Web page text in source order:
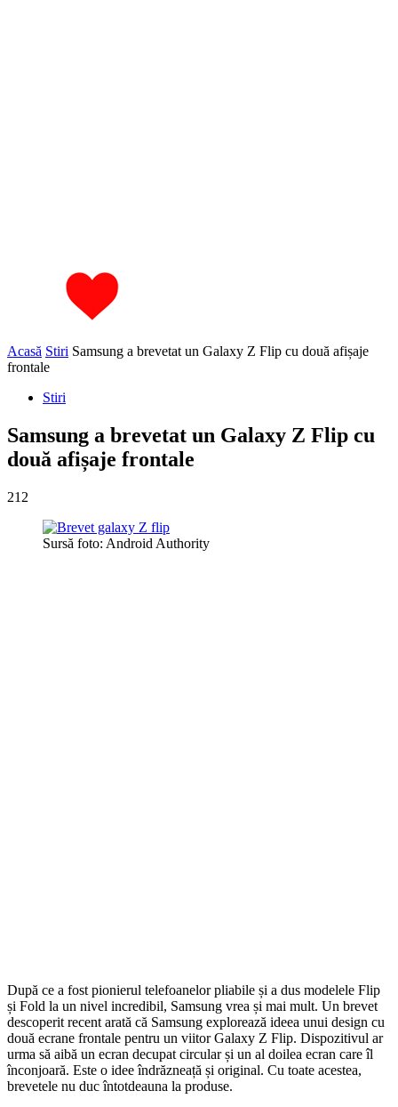
Acasă Stiri Samsung a brevetat un Galaxy Z Flip cu două afișaje
frontale
Stiri
Samsung a brevetat un Galaxy Z Flip cu
două afișaje frontale
212
Sursă foto: Android Authority
După ce a fost pionierul telefoanelor pliabile și a dus modelele Flip
și Fold la un nivel incredibil, Samsung vrea și mai mult. Un brevet
descoperit recent arată că Samsung explorează ideea unui design cu
două ecrane frontale pentru un viitor Galaxy Z Flip. Dispozitivul ar
urma să aibă un ecran decupat circular și un al doilea ecran care îl
înconjoară. Este o idee îndrăzneață și original. Cu toate acestea,
brevetele nu duc întotdeauna la produse.